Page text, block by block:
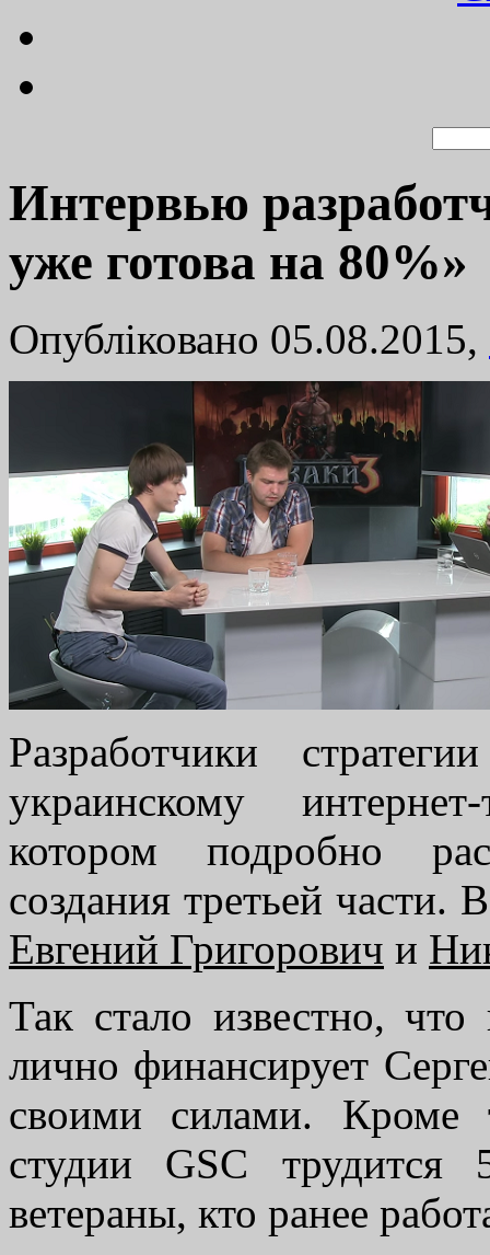
Интервью
уже готова на 80%»
Опубліковано 05.08.2015,
Разработчики
украинскому
котором подробно
создания третьей
Евгений Григорович и
Так стало известно,
лично финансирует
своими силами. Кроме
студии GSC
ветераны, кто ранее